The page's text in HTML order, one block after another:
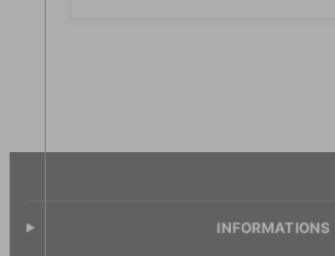
INFORMATIONS